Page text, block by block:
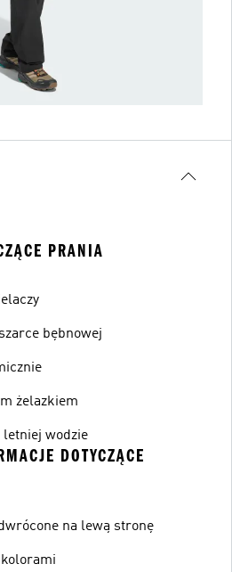
PRANIA
bębnowej
żelazkiem
wodzie
DOTYCZĄCE
na lewą stronę